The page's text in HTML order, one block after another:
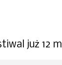
już 12